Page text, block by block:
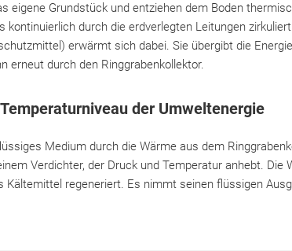
eigene Grundstück und entziehen dem Boden
durch die erdverlegten Leitungen
erwärmt sich dabei. Sie übergibt die
erneut durch den Ringgrabenkollektor.
der Umweltenergie
Medium durch die Wärme aus dem
Verdichter, der Druck und Temperatur anhebt. Die
Kältemittel regeneriert. Es nimmt seinen flüssigen